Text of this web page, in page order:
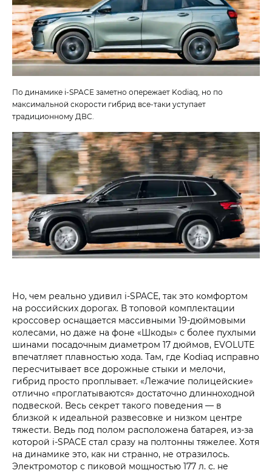
По динамике i‑SPACE заметно опережает Kodiaq, но по
максимальной скорости гибрид все-таки уступает
традиционному ДВС.
Но, чем реально удивил i‑SPACE, так это комфортом
на российских дорогах. В топовой комплектации
кроссовер оснащается массивными 19‑дюймовыми
колесами, но даже на фоне «Шкоды» с более пухлыми
шинами посадочным диаметром 17 дюймов, EVOLUTE
впечатляет плавностью хода. Там, где Kodiaq исправно
пересчитывает все дорожные стыки и мелочи,
гибрид просто проплывает. «Лежачие полицейские»
отлично «проглатываются» достаточно длинноходной
подвеской. Весь секрет такого поведения — в
близкой к идеальной развесовке и низком центре
тяжести. Ведь под полом расположена батарея, из-за
которой i‑SPACE стал сразу на полтонны тяжелее. Хотя
на динамике это, как ни странно, не отразилось.
Электромотор с пиковой мощностью 177 л. с. не